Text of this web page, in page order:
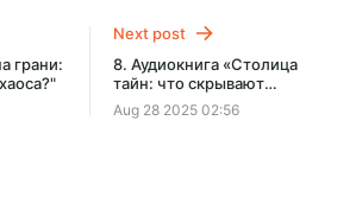
грани:
Next post
8. Аудиокнига «Столица
тайн: что скрывают
прошлые легенды?»
Aug 28 2025 02:56